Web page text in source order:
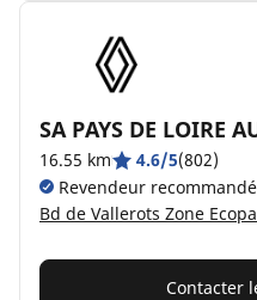
SA PAYS DE LOIRE
16.55 km 4.6/5(802)
Revendeur recommandé
Bd de Vallerots Zone
Contacter